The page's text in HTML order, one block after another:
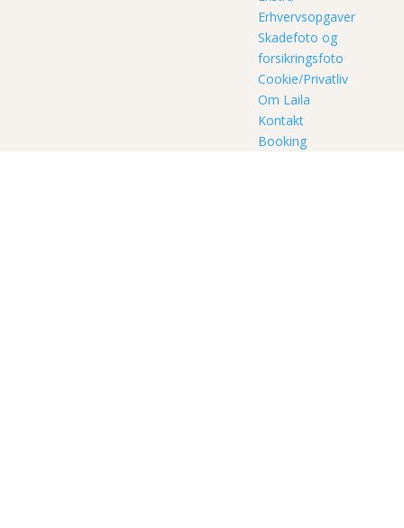
Erhvervsopgaver
Skadefoto og
forsikringsfoto
Cookie/Privatliv
Om Laila
Kontakt
Booking